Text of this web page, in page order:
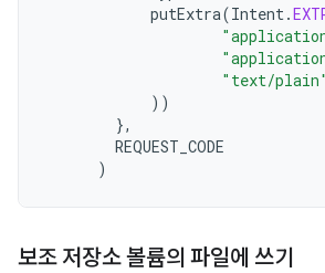
putExtra(Intent.
"text/plain"
))
},
REQUEST_CODE
)
보조 저장소 볼륨의 파일에 쓰기